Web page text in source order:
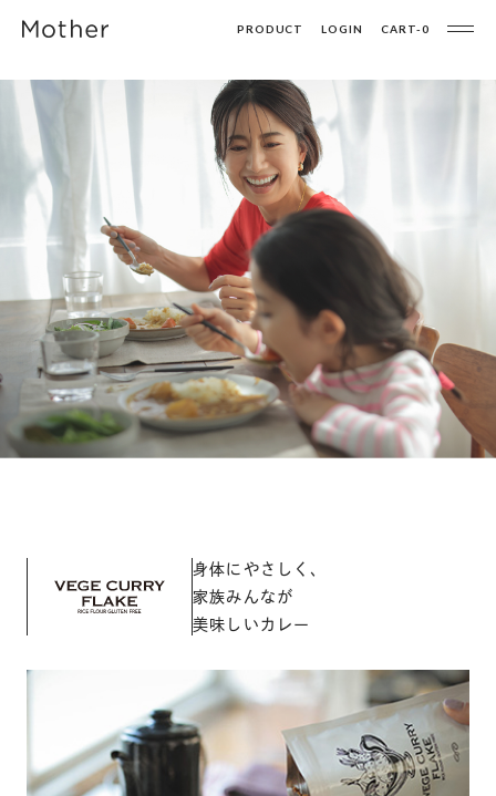
PRODUCT LOGIN CART-0
身体にやさしく、
家族みんなが
美味しいカレー